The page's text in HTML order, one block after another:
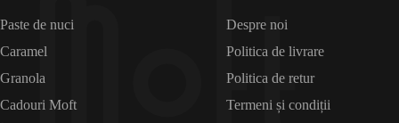
Paste de nuci
Caramel
Granola
Cadouri Moft
Despre noi
Politica de livrare
Politica de retur
Termeni și condiții